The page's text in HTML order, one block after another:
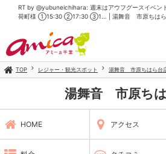
RT by @yubuneichihara: 週末はアウフグースイベン
荷町様 ①15:30 ②17:30 ③1... | 湯舞音 市原ちはら
TOP レジャー・観光スポット 湯舞音 市原ちはら台
湯舞音 市原ち
HOME アクセス